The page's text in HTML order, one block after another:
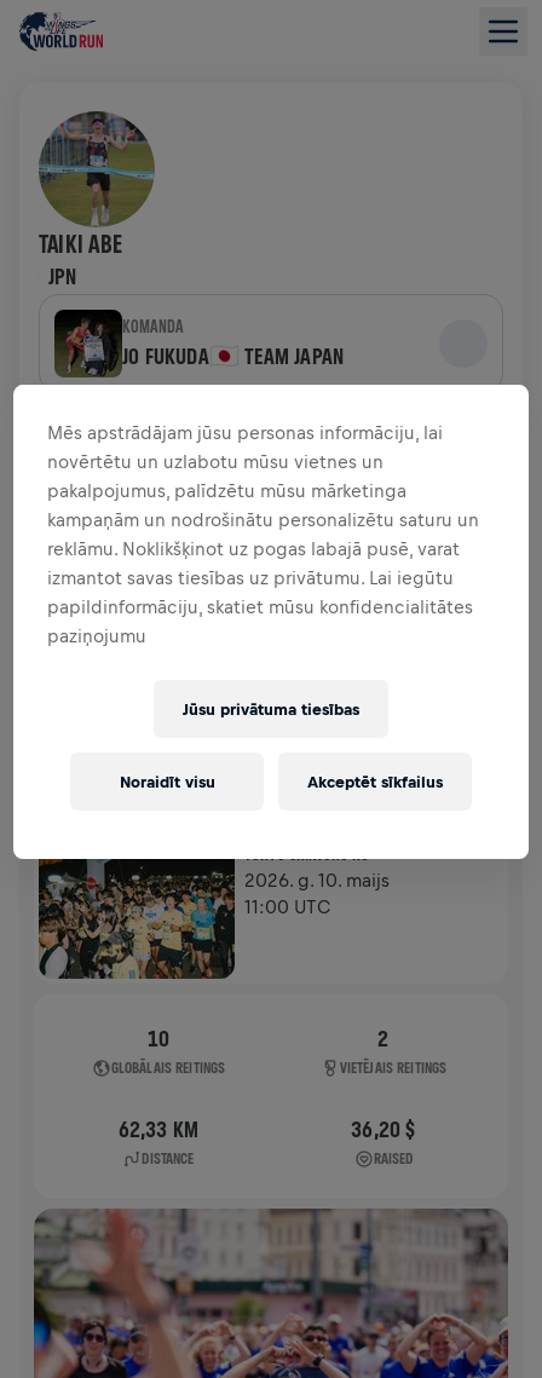
TAIKI ABE
JPN
KOMANDA
JO FUKUDA🇯🇵 TEAM JAPAN
LĪDZEKĻU VĀKŠANAS PĀRSKATS
0,00 $ SAVĀKTI NO 0,00 $ MĒRĶIS
FUNDRAISING ZIEDOT
Ziedo, lai radītu pārmaiņas! 100% no tava ziedojuma
tiks novirzīti mugurkaula smadzeņu izpētei.
2026. g. 10. maijs
11:00 UTC
10
GLOBĀLAIS REITINGS
2
VIETĒJAIS REITINGS
62,33 KM
DISTANCE
36,20 $
RAISED
Mēs apstrādājam jūsu personas informāciju, lai
novērtētu un uzlabotu mūsu vietnes un
pakalpojumus, palīdzētu mūsu mārketinga
kampaņām un nodrošinātu personalizētu saturu un
reklāmu. Noklikšķinot uz pogas labajā pusē, varat
izmantot savas tiesības uz privātumu. Lai iegūtu
papildinformāciju, skatiet mūsu konfidencialitātes
paziņojumu
Jūsu privātuma tiesības
Noraidīt visu Akceptēt sīkfailus